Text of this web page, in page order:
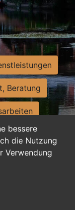
bessere
die Nutzung
Verwendung
Beratung